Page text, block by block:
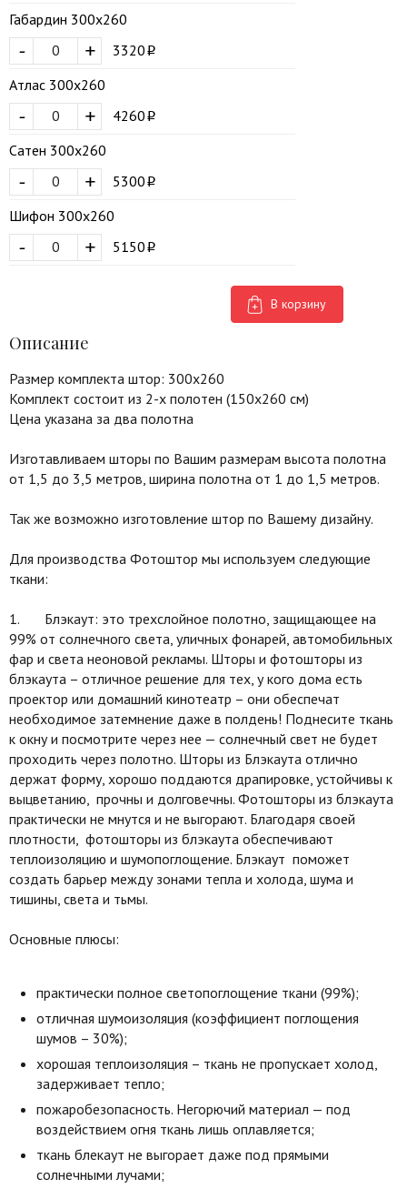
Габардин 300х260
+
-
3320
Атлас 300х260
+
-
4260
Сатен 300х260
+
-
5300
Шифон 300х260
+
- 5150
В корзину
Описание
Размер комплекта штор: 300х260
Комплект состоит из 2-х полотен (150х260 см)
Цена указана за два полотна
Изготавливаем шторы по Вашим размерам высота полотна
от 1,5 до 3,5 метров, ширина полотна от 1 до 1,5 метров.
Так же возможно изготовление штор по Вашему дизайну.
Для производства Фотоштор мы используем следующие
ткани:
1. Блэкаут: это трехслойное полотно, защищающее на
99% от солнечного света, уличных фонарей, автомобильных
фар и света неоновой рекламы. Шторы и фотошторы из
блэкаута – отличное решение для тех, у кого дома есть
проектор или домашний кинотеатр – они обеспечат
необходимое затемнение даже в полдень! Поднесите ткань
к окну и посмотрите через нее — солнечный свет не будет
проходить через полотно. Шторы из Блэкаута отлично
держат форму, хорошо поддаются драпировке, устойчивы к
выцветанию, прочны и долговечны. Фотошторы из блэкаута
практически не мнутся и не выгорают. Благодаря своей
плотности, фотошторы из блэкаута обеспечивают
теплоизоляцию и шумопоглощение. Блэкаут поможет
создать барьер между зонами тепла и холода, шума и
тишины, света и тьмы.
Основные плюсы:
практически полное светопоглощение ткани (99%);
отличная шумоизоляция (коэффициент поглощения
шумов – 30%);
хорошая теплоизоляция – ткань не пропускает холод,
задерживает тепло;
пожаробезопасность. Негорючий материал — под
воздействием огня ткань лишь оплавляется;
ткань блекаут не выгорает даже под прямыми
солнечными лучами;